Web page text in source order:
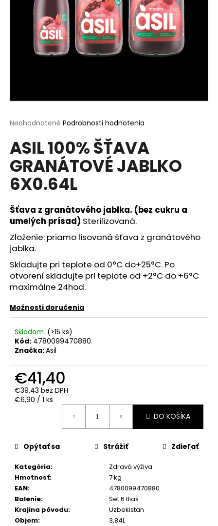
Priemerné
produktu
je
0,0
z
5
hviezdičiek.
Neohodnotené Podrobnosti hodnotenia
ASIL 100% ŠŤAVA
GRANÁTOVÉ JABLKO
6X0.64L
Šťava z granátového jablka. (bez cukru a
umelých prísad) Sterilizovaná.
Zloženie: priamo lisovaná šťava z granátového
jablka.
Skladujte pri teplote od 0°C do+25°C. Po
otvorení skladujte pri teplote od +2°C do +6°C
maximálne 24hod.
Možnosti doručenia
Skladom (>15 ks)
Kód: 4780099470880
Značka:Asil
€41,40
€39,43 bez DPH
Jednotková
€6,90 / 1 ks
DO KOŠÍKA
Kategória:
Zdravá výživa
Hmotnosť:
7 kg
EAN:
4780099470880
Balenie:
Set 6 fliaš
Krajina pôvodu:
Uzbekistan
Objem: 3,84L
Opýtať sa Strážiť Zdieľať
O
d
p
o
ú
č
a
m
e
PROSECCO
CASA
EXTRA
DRY
11.5%
€7,50